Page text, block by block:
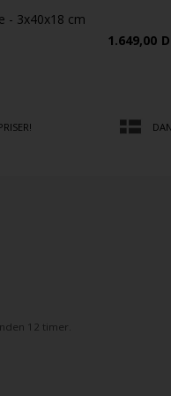
- 3x40x18 cm
1.649,00
12 timer.